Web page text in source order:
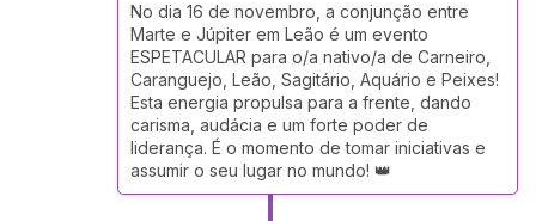
No dia 16 de novembro, a conjunção entre
Marte e Júpiter em Leão é um evento
ESPETACULAR para o/a nativo/a de Carneiro,
Caranguejo, Leão, Sagitário, Aquário e Peixes!
Esta energia propulsa para a frente, dando
carisma, audácia e um forte poder de
liderança. É o momento de tomar iniciativas e
assumir o seu lugar no mundo! 👑